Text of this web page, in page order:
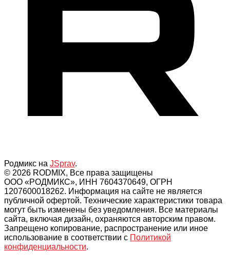
Родмикс на JSprav.
© 2026 RODMIX, Все права защищены
ООО «РОДМИКС», ИНН 7604370649, ОГРН
1207600018262. Информация на сайте не является
публичной офертой. Технические характеристики товара
могут быть изменены без уведомления. Все материалы
сайта, включая дизайн, охраняются авторским правом.
Запрещено копирование, распространение или иное
использование в соответствии с Политикой
конфиденциальности.